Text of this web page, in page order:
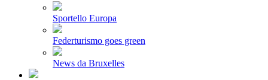
Sportello Europa
Federturismo goes green
News da Bruxelles